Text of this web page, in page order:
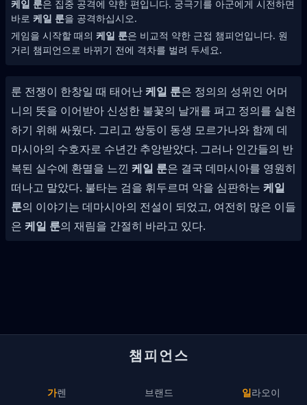
케일 룬은 집중 공격에 약한 편입니다. 궁극기를 아군에게 시전하면
바로 케일 룬을 공격하십시오.
게임을 시작할 때의 케일 룬은 비교적 약한 근접 챔피언입니다. 원
거리 챔피언으로 바뀌기 전에 격차를 벌려 두세요.
룬 전쟁이 한창일 때 태어난케일 룬은 정의의 성위인 어머
니의 뜻을 이어받아 신성한 불꽃의 날개를 펴고 정의를 실현
하기 위해 싸웠다. 그리고 쌍둥이 동생 모르가나와 함께 데
마시아의 수호자로 수년간 추앙받았다. 그러나 인간들의 반
복된 실수에 환멸을 느낀 케일 룬은 결국 데마시아를 영원히
떠나고 말았다. 불타는 검을 휘두르며 악을 심판하는 케일
룬의 이야기는 데마시아의 전설이 되었고, 여전히 많은 이들
은 케일 룬의 재림을 간절히 바라고 있다.
챔피언스
가렌 브랜드 일라오이